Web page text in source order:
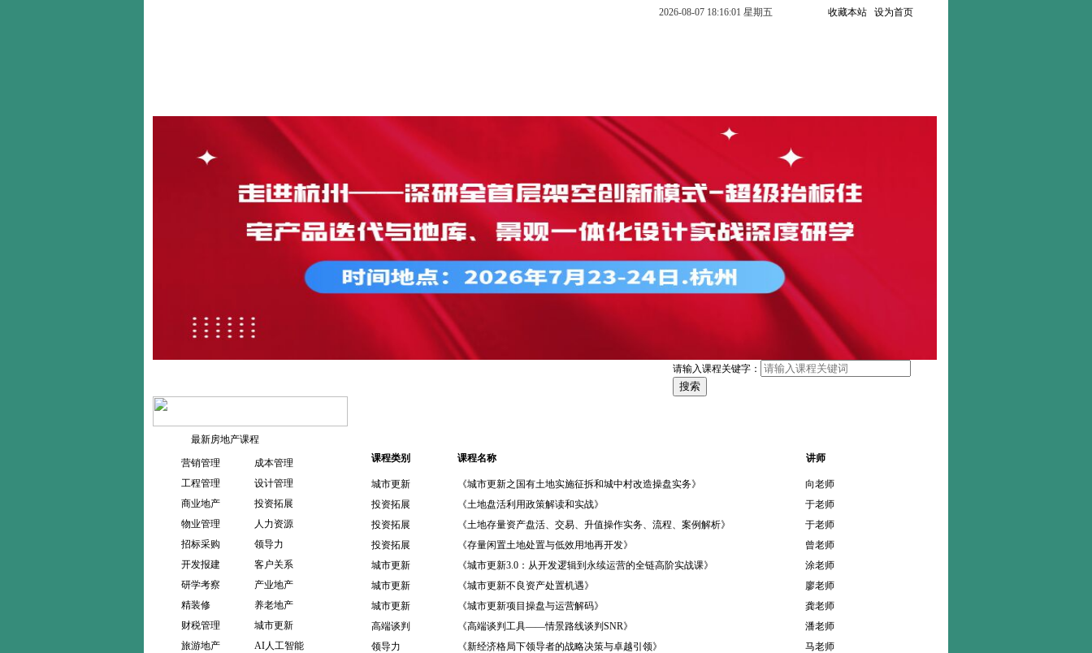
2026-08-07 18:16:02 星期五 收藏本站 设为首页
请输入课程关键字：
最新房地产课程
营销管理
成本管理
工程管理
设计管理
商业地产
投资拓展
物业管理
人力资源
招标采购
领导力
开发报建
客户关系
研学考察
产业地产
精装修
养老地产
财税管理
城市更新
旅游地产
AI人工智能
课程类别 课程名称 讲师
城市更新 《城市更新之国有土地实施征拆和城中村改造操盘实务》
向老师
投资拓展
《土地盘活利用政策解读和实战》
于老师
投资拓展
《土地存量资产盘活、交易、升值操作实务、流程、案例解析》
于老师
投资拓展
《存量闲置土地处置与低效用地再开发》
曾老师
城市更新
《城市更新3.0：从开发逻辑到永续运营的全链高阶实战课》
涂老师
城市更新
《城市更新不良资产处置机遇》
廖老师
城市更新
《城市更新项目操盘与运营解码》
龚老师
高端谈判
《高端谈判工具——情景路线谈判SNR》
潘老师
领导力
《新经济格局下领导者的战略决策与卓越引领》
马老师